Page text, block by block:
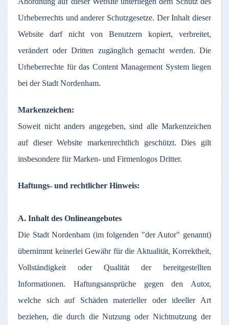
Urheberrechts undanderer Schutzgesetze. Der Inhalt dieser
Website darf nicht von Benutzern kopiert, verbreitet,
verändert oder Dritten zugänglich gemacht werden. Die
Urheberrechte für das Content Management System liegen
bei der Stadt Nordenham.
Markenzeichen:
Soweit nicht anders angegeben, sind alle Markenzeichen
auf dieserWebsitemarkenrechtlich geschützt. Dies gilt
insbesondere für Marken- und Firmenlogos Dritter.
Haftungs- und rechtlicher Hinweis:
A. Inhalt des Onlineangebotes
Die Stadt Nordenham (im folgenden "der Autor" genannt)
übernimmt keinerlei Gewähr fürdie Aktualität, Korrektheit,
Vollständigkeit
oder Qualität der
bereitgestellten
Informationen. Haftungsansprüche gegen den Autor,
welche
sich auf Schäden materieller oder ideellerArt
beziehen, die durch dieNutzung oder Nichtnutzung der